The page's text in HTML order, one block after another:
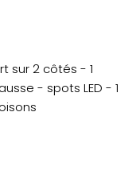
sur 2 côtés - 1
- spots LED - 1